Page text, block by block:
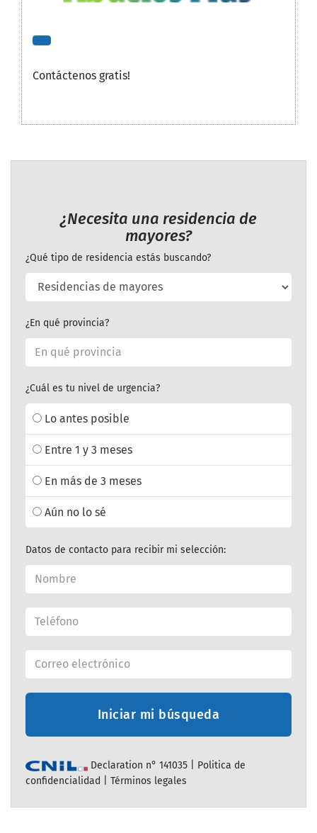
Contáctenos gratis!
¿Necesita una residencia de
mayores?
¿Qué tipo de residencia estás buscando?
¿En qué provincia?
¿Cuál es tu nivel de urgencia?
Lo antes posible
Entre 1 y 3 meses
En más de 3 meses
Aún no lo sé
Datos de contacto para recibir mi selección:
Iniciar mi búsqueda
Declaration n° 141035 | Politica de
confidencialidad
Términos legales